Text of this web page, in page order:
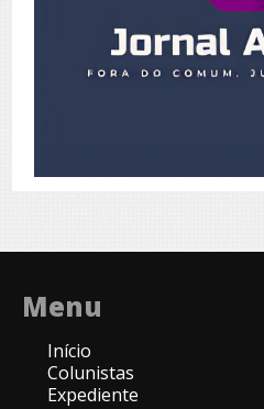
Menu
Início
Colunistas
Expediente